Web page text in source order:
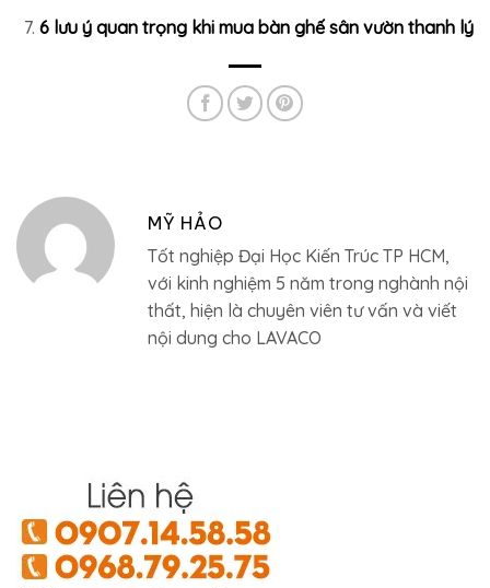
6 lưu ý quan trọng khi mua bàn ghế sân vườn thanh lý
MỸ HẢO
Tốt nghiệp Đại Học Kiến Trúc TP HCM,
với kinh nghiệm 5 năm trong nghành nội
thất, hiện là chuyên viên tư vấn và viết
nội dung cho LAVACO